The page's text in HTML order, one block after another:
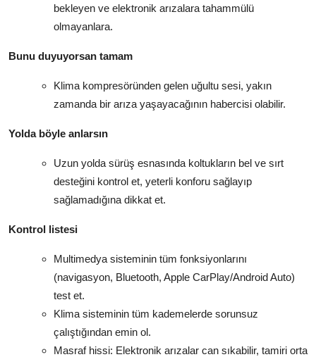
bekleyen ve elektronik arızalara tahammülü
olmayanlara.
Bunu duyuyorsan tamam
Klima kompresöründen gelen uğultu sesi, yakın
zamanda bir arıza yaşayacağının habercisi olabilir.
Yolda böyle anlarsın
Uzun yolda sürüş esnasında koltukların bel ve sırt
desteğini kontrol et, yeterli konforu sağlayıp
sağlamadığına dikkat et.
Kontrol listesi
Multimedya sisteminin tüm fonksiyonlarını
(navigasyon, Bluetooth, Apple CarPlay/Android Auto)
test et.
Klima sisteminin tüm kademelerde sorunsuz
çalıştığından emin ol.
Masraf hissi: Elektronik arızalar can sıkabilir, tamiri orta